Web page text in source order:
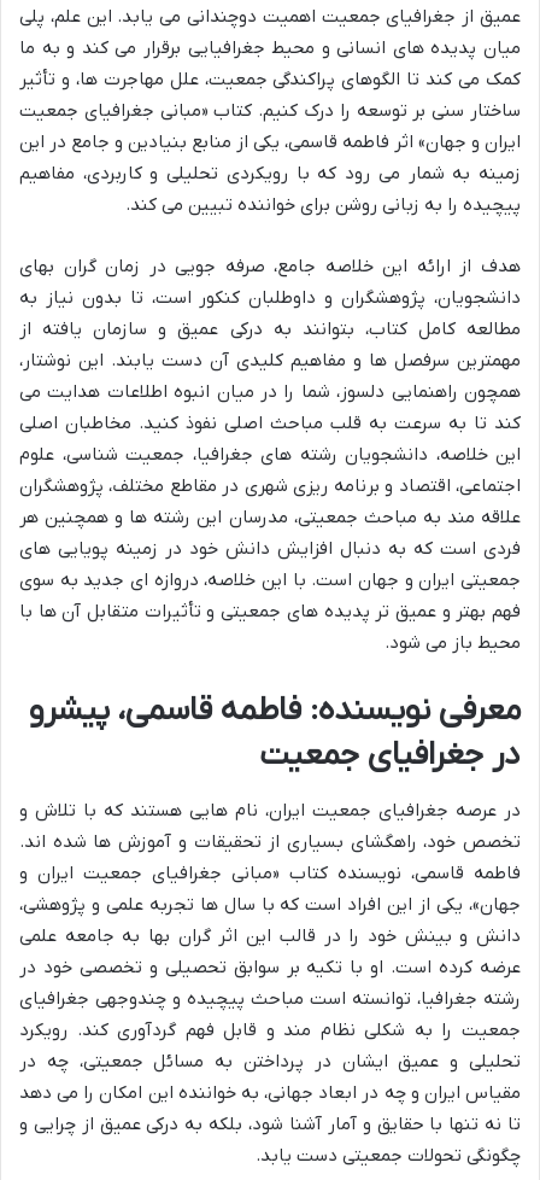
عمیق از جغرافیای جمعیت اهمیت دوچندانی می یابد. این علم، پلی
میان پدیده های انسانی و محیط جغرافیایی برقرار می کند و به ما
کمک می کند تا الگوهای پراکندگی جمعیت، علل مهاجرت ها، و تأثیر
ساختار سنی بر توسعه را درک کنیم. کتاب «مبانی جغرافیای جمعیت
ایران و جهان» اثر فاطمه قاسمی، یکی از منابع بنیادین و جامع در این
زمینه به شمار می رود که با رویکردی تحلیلی و کاربردی، مفاهیم
پیچیده را به زبانی روشن برای خواننده تبیین می کند.
هدف از ارائه این خلاصه جامع، صرفه جویی در زمان گران بهای
دانشجویان، پژوهشگران و داوطلبان کنکور است، تا بدون نیاز به
مطالعه کامل کتاب، بتوانند به درکی عمیق و سازمان یافته از
مهمترین سرفصل ها و مفاهیم کلیدی آن دست یابند. این نوشتار،
همچون راهنمایی دلسوز، شما را در میان انبوه اطلاعات هدایت می
کند تا به سرعت به قلب مباحث اصلی نفوذ کنید. مخاطبان اصلی
این خلاصه، دانشجویان رشته های جغرافیا، جمعیت شناسی، علوم
اجتماعی، اقتصاد و برنامه ریزی شهری در مقاطع مختلف، پژوهشگران
علاقه مند به مباحث جمعیتی، مدرسان این رشته ها و همچنین هر
فردی است که به دنبال افزایش دانش خود در زمینه پویایی های
جمعیتی ایران و جهان است. با این خلاصه، دروازه ای جدید به سوی
فهم بهتر و عمیق تر پدیده های جمعیتی و تأثیرات متقابل آن ها با
محیط باز می شود.
معرفی نویسنده: فاطمه قاسمی، پیشرو
در جغرافیای جمعیت
در عرصه جغرافیای جمعیت ایران، نام هایی هستند که با تلاش و
تخصص خود، راهگشای بسیاری از تحقیقات و آموزش ها شده اند.
فاطمه قاسمی، نویسنده کتاب «مبانی جغرافیای جمعیت ایران و
جهان»، یکی از این افراد است که با سال ها تجربه علمی و پژوهشی،
دانش و بینش خود را در قالب این اثر گران بها به جامعه علمی
عرضه کرده است. او با تکیه بر سوابق تحصیلی و تخصصی خود در
رشته جغرافیا، توانسته است مباحث پیچیده و چندوجهی جغرافیای
جمعیت را به شکلی نظام مند و قابل فهم گردآوری کند. رویکرد
تحلیلی و عمیق ایشان در پرداختن به مسائل جمعیتی، چه در
مقیاس ایران و چه در ابعاد جهانی، به خواننده این امکان را می دهد
تا نه تنها با حقایق و آمار آشنا شود، بلکه به درکی عمیق از چرایی و
چگونگی تحولات جمعیتی دست یابد.